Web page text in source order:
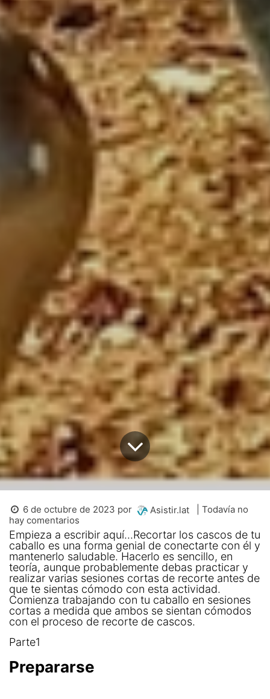
6 de octubre de 2023 por Asistir.lat
| Todavía no
hay comentarios
Empieza a escribir aquí...Recortar los cascos de tu
caballo es una forma genial de conectarte con él y
mantenerlo saludable. Hacerlo es sencillo, en
teoría, aunque probablemente debas practicar y
realizar varias sesiones cortas de recorte antes de
que te sientas cómodo con esta actividad.
Comienza trabajando con tu caballo en sesiones
cortas a medida que ambos se sientan cómodos
con el proceso de recorte de cascos.
Parte1
Prepararse